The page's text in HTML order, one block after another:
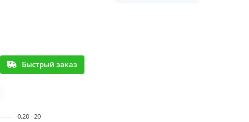
Быстрый заказ
0,20 - 20